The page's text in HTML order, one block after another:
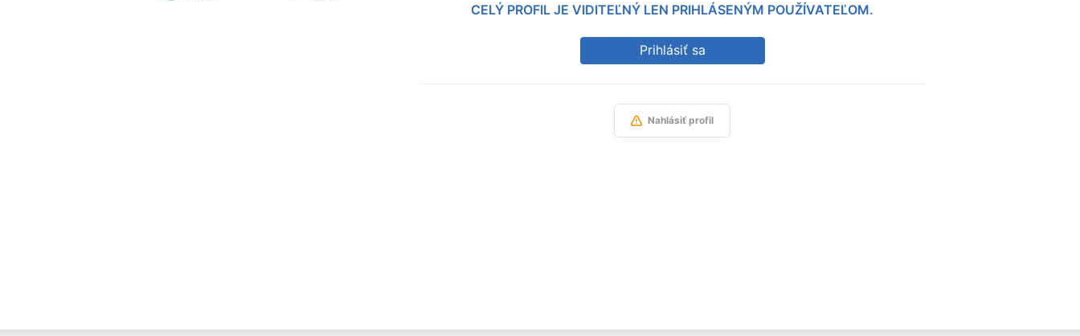
CELÝ PROFIL JE VIDITEĽNÝ LEN PRIHLÁSENÝM POUŽÍVATEĽOM.
Prihlásiť sa
Nahlásiť profil